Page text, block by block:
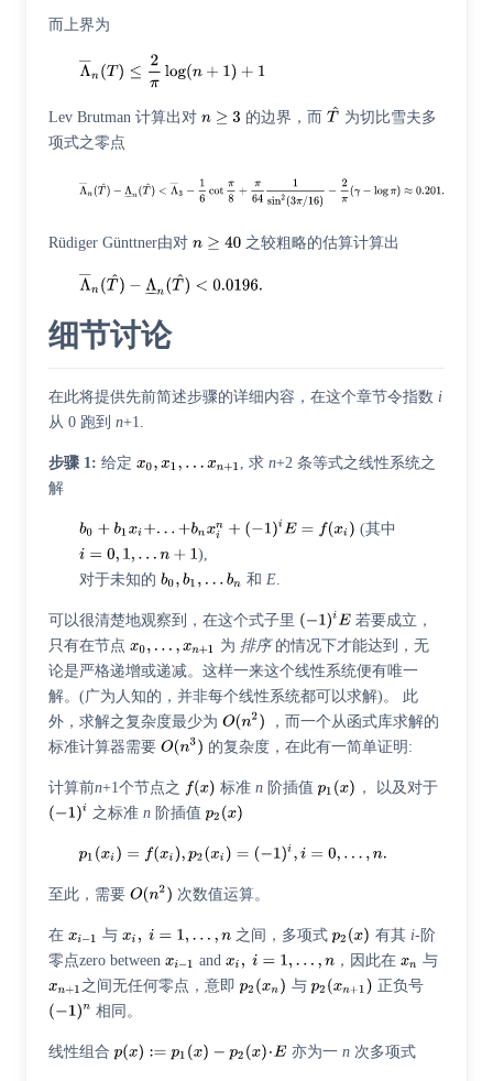
而上界为
Lev Brutman 计算出对 的边界，而
为切比雪夫多
项式之零点
Rüdiger Günttner由对 之较粗略的估算计算出
细节讨论
在此将提供先前简述步骤的详细内容，在这个章节令指数 i
从 0 跑到 n+1.
步骤 1: 给定 , 求 n+2 条等式之线性系统之
解
(其中
),
对于未知的
和 E.
可以很清楚地观察到，在这个式子里
若要成立，
只有在节点
为 排序的情况下才能达到，无
论是严格递增或递减。这样一来这个线性系统便有唯一
解。(广为人知的，并非每个线性系统都可以求解)。 此
外，求解之复杂度最少为
，而一个从函式库求解的
标准计算器需要
的复杂度，在此有一简单证明:
计算前n+1个节点之 标准n 阶插值
， 以及对于
之标准 n阶插值
至此，需要 次数值运算。
在 与 之间，多项式 有其 i-阶
零点zero between
and ，因此在
与
之间无任何零点，意即
与
正负号
相同。
线性组合 亦为一 n次多项式